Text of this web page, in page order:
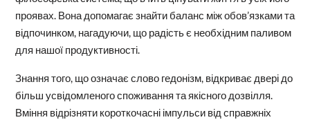
проявах. Вона допомагає знайти баланс між обов’язками та
відпочинком, нагадуючи, що радість є необхідним паливом
для нашої продуктивності.
Знання того, що означає слово гедонізм, відкриває двері до
більш усвідомленого споживання та якісного дозвілля.
Вміння відрізняти короткочасні імпульси від справжніх